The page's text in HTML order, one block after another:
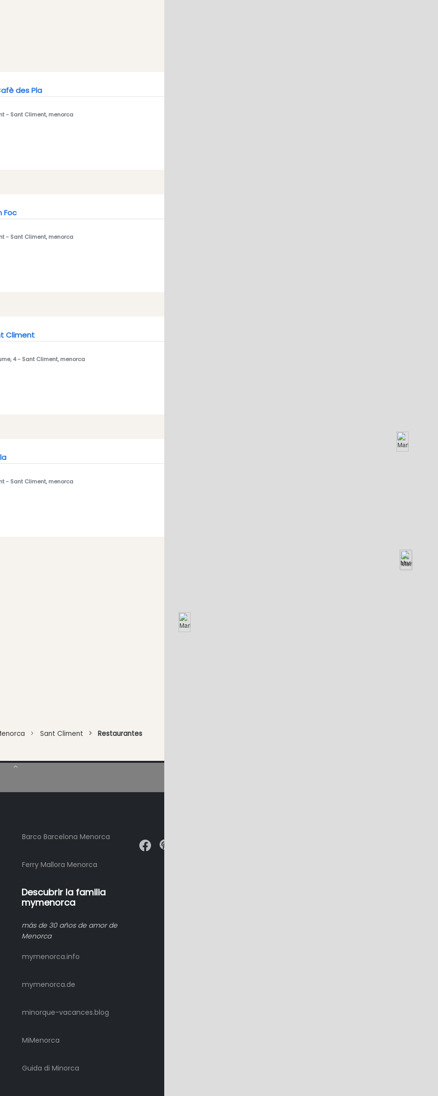
des Pla
- Sant Climent, menorca
Foc
- Sant Climent, menorca
Climent
4- Sant Climent, menorca
- Sant Climent, menorca
Sant Climent Restaurantes
Barco Barcelona Menorca
Ferry Mallora Menorca
Descubrir la familia
mymenorca
más de 30 años de amor de
Menorca
mymenorca.info
mymenorca.de
minorque-vacances.blog
MiMenorca
Guida di Minorca